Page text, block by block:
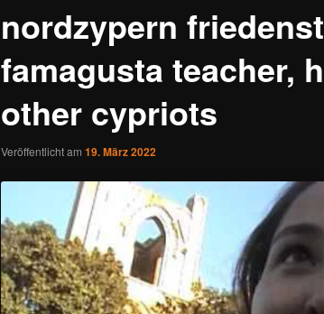
nordzypern
famagusta teacher,
other cypriots
Veröffentlicht am 19. März 2022